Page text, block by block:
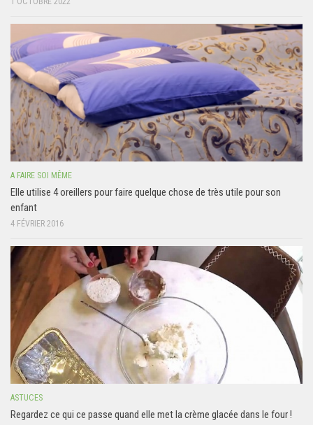
A FAIRE SOI MÊME
Elle utilise 4 oreillers pour faire quelque chose de très utile pour son
enfant
4 FÉVRIER 2016
ASTUCES
Regardez ce qui ce passe quand elle met la crème glacée dans le four !